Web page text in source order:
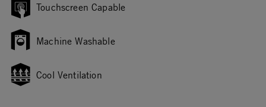
Touchscreen Capable
Machine Washable
Cool Ventilation